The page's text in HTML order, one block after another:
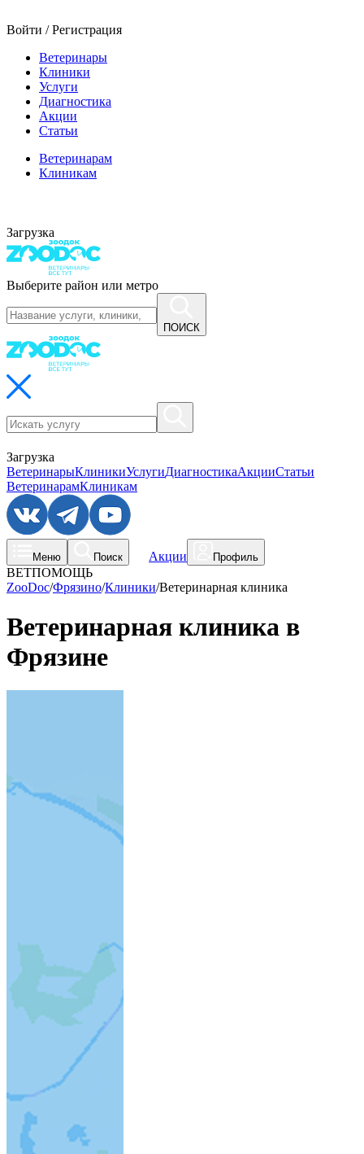
Войти / Регистрация
Ветеринары
Клиники
Услуги
Диагностика
Акции
Статьи
Ветеринарам
Клиникам
Загрузка
Выберите район или метро
ПОИСК
Загрузка
ВетеринарыКлиникиУслугиДиагностикаАкцииСтатьи
ВетеринарамКлиникам
Меню Поиск Акции Профиль
ВЕТПОМОЩЬ
ZooDoc/Фрязино/Клиники/Ветеринарная клиника
Ветеринарная клиника в
Фрязине